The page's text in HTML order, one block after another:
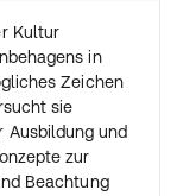
Kultur
in
Zeichen
sie
Ausbildung und
zur
Beachtung